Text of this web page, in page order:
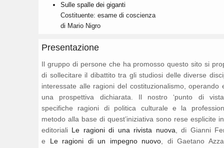
Sulle spalle dei giganti
Costituente: esame di coscienza
di Mario Nigro
Presentazione
Il gruppo di persone che ha promosso questo sito si
di sollecitare il dibattito tra gli studiosi delle diverse
interessate alle ragioni del costituzionalismo, operando
una prospettiva dichiarata. Il nostro ‘punto di
specifiche ragioni di politica culturale e la
metodo alla base di quest’iniziativa sono rese esplicite
editoriali Le ragioni di una rivista nuova , di Gianni
e Le ragioni di un impegno nuovo , di Gaetano